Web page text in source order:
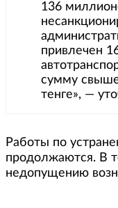
136
привлечен
сумму
тенге», —
Работы по
продолжаются. В
недопущению